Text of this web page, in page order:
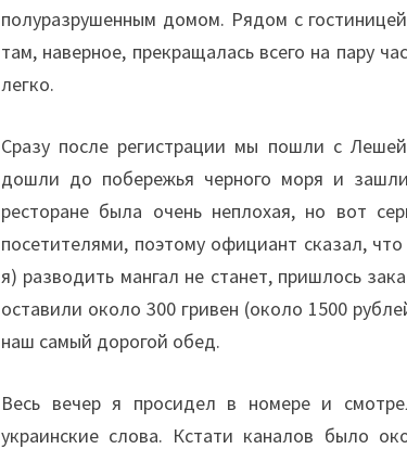
полуразрушенным домом. Рядом с
там, наверное, прекращалась всего на пару
легко.
Сразу после регистрации мы пошли с
дошли до побережья черного моря и
ресторане была очень неплохая, но вот
посетителями, поэтому официант сказал,
я) разводить мангал не станет, пришлось
оставили около 300 гривен (около 1500
наш самый дорогой обед.
Весь вечер я просидел в номере и
украинские слова. Кстати каналов было